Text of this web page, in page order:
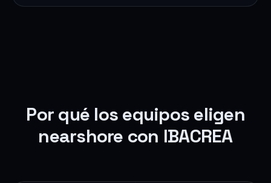
Por qué los equipos eligen
nearshore con IBACREA